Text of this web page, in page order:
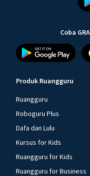
Coba
Produk Ruangguru
Ruangguru
Roboguru Plus
Dafa dan Lulu
Kursus for Kids
Ruangguru for Kids
Ruangguru for Business